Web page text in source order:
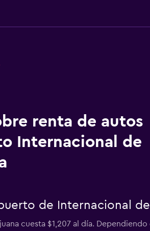
renta de autos
Internacional de
de Internacional de
cuesta $1,207 al día.